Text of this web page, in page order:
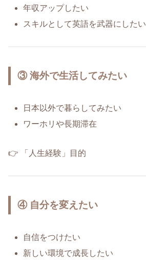
年収アップしたい
スキルとして英語を武器にしたい
③ 海外で生活してみたい
日本以外で暮らしてみたい
ワーホリや長期滞在
👉 「人生経験」目的
④ 自分を変えたい
自信をつけたい
新しい環境で成長したい